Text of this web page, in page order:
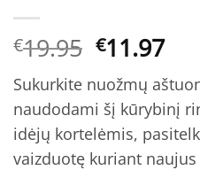
€19.95 Original
price
was:
€19.95.
€11.97
is:
Sukurkite nuožmų
naudodami šį kūrybinį
idėjų kortelėmis,
vaizduotę kuriant